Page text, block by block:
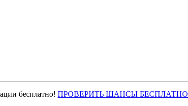
бесплатно! ПРОВЕРИТЬ ШАНСЫ БЕСПЛАТНО